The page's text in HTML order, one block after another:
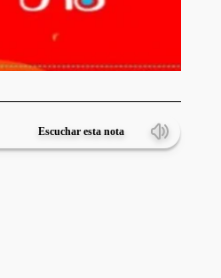
Escuchar esta nota